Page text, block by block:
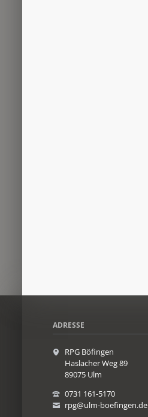
ADRESSE
RPG Böfingen
Haslacher Weg 89
89075 Ulm
0731 161-5170
rpg@ulm-boefingen.de